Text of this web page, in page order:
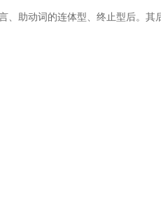
、助动词的连体型、终止型后。其